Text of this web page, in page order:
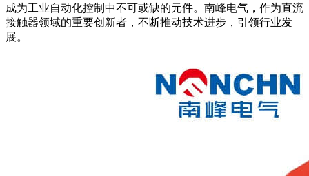
成为工业自动化控制中不可或缺的元件。南峰电气，作为直流
接触器领域的重要创新者，不断推动技术进步，引领行业发
展。